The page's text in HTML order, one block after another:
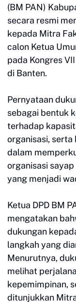
(BM PAN)
secara resmi
kepada Mitra
calon Ketua
pada Kongres
di Banten.
Pernyataan
sebagai bentuk
terhadap
organisasi,
dalam
organisasi
yang menjadi
Ketua DPD BM
mengatakan
dukungan
langkah yang
Menurutnya,
melihat
kepemimpinan,
ditunjukkan